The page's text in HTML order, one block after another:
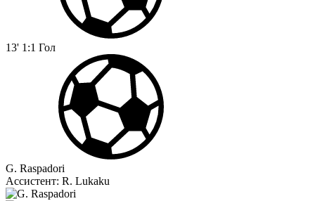
13' 1:1 Гол
G. Raspadori
Ассистент: R. Lukaku